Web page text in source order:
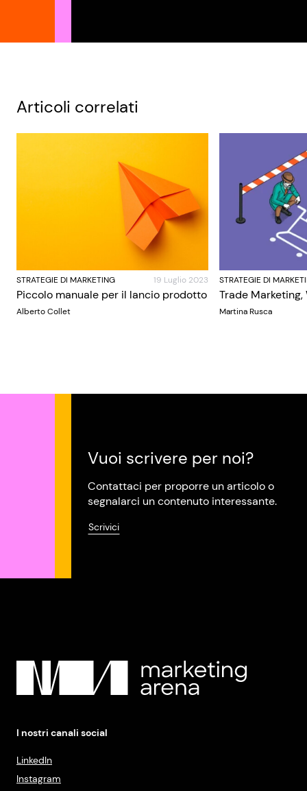
Articoli correlati
STRATEGIE DI MARKETING 19 Luglio 2023
Piccolo manuale per il lancio prodotto
Alberto Collet
STRATEGIE DI
Trade Marketing,
Martina Rusca
Vuoi scrivere per noi?
Contattaci per proporre un articolo o
segnalarci un contenuto interessante.
Scrivici
I nostri canali social
LinkedIn
Instagram